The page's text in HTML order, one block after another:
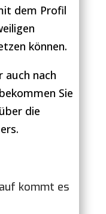
dem Profil
können.
auch nach
Sie
die
kommt es